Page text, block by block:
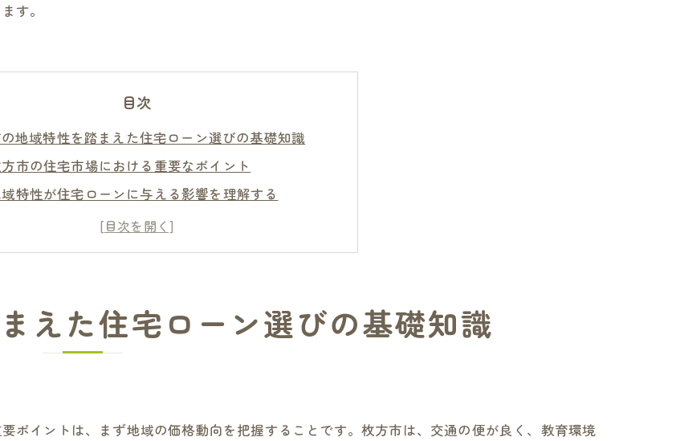
す。
目次
地域特性を踏まえた住宅ローン選びの基礎知識
市の住宅市場における重要なポイント
特性が住宅ローンに与える影響を理解する
宅ローンの基本的な種類と特徴
市特有の金融機関の選び方
ローン選びで失敗しないための基礎知識
ーンで枚方市の市場動向を活かす賢い選択法
いローン選びに役立つ市場分析のポイント
えた住宅ローン選びの基礎知識
ポイントは、まず地域の価格動向を把握することです。枚方市は、交通の便が良く、教育環境